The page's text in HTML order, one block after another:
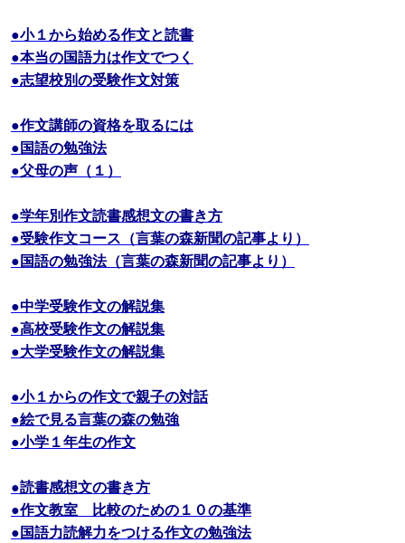
●小１から始める作文と読書
●本当の国語力は作文でつく
●志望校別の受験作文対策
●作文講師の資格を取るには
●国語の勉強法
●父母の声（１）
●学年別作文読書感想文の書き方
●受験作文コース（言葉の森新聞の記事より）
●国語の勉強法（言葉の森新聞の記事より）
●中学受験作文の解説集
●高校受験作文の解説集
●大学受験作文の解説集
●小１からの作文で親子の対話
●絵で見る言葉の森の勉強
●小学１年生の作文
●読書感想文の書き方
●作文教室 比較のための１０の基準
●国語力読解力をつける作文の勉強法